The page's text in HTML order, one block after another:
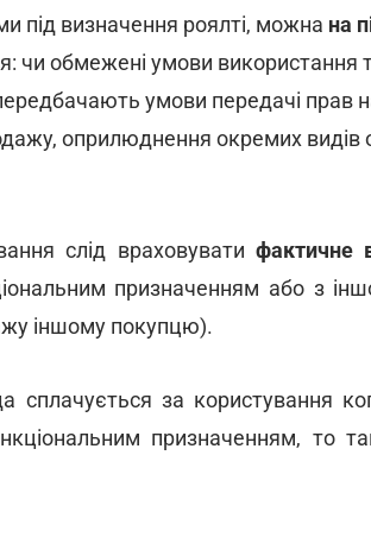
під визначення роялті, можна на
чи обмежені умови використання
умови передачі прав
оприлюднення окремих видів
слід враховувати фактичне
призначенням або з
іншому покупцю).
сплачується за користування
призначенням, то